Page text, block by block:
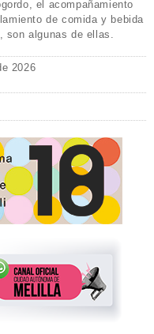
el acompañamiento
de comida y bebida
son algunas de ellas.
2026